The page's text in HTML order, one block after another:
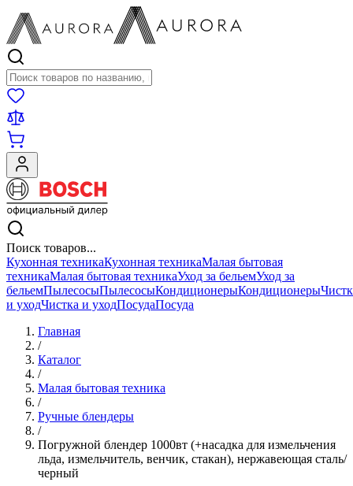
Поиск товаров
Поиск товаров...
Кухонная техникаКухонная техникаМалая бытовая
техникаМалая бытовая техникаУход за бельемУход за
бельемПылесосыПылесосыКондиционерыКондиционеры
и уходЧистка и уходПосудаПосуда
Главная
/
Каталог
/
Малая бытовая техника
/
Ручные блендеры
/
Погружной блендер 1000вт (+насадка для измельчения
льда, измельчитель, венчик, стакан), нержавеющая сталь/
черный